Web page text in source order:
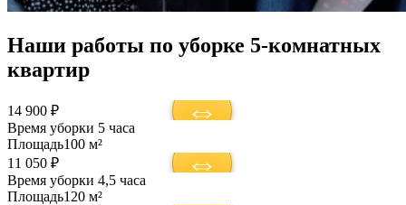
Наши работы по уборке 5-комнатных
квартир
14 900 ₽
Время уборки 5 часа
Площадь100 м²
11 050 ₽
Время уборки 4,5 часа
Площадь120 м²